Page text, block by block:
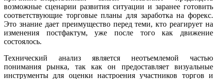
возможные сценарии развития ситуации и заранее готовить
соответствующие торговые планы для заработка на форекс.
Это знание дает преимущество перед теми, кто реагирует на
изменения постфактум, уже после того как движение
состоялось.
Технический анализ является неотъемлемой частью
понимания рынка, так как он предоставляет визуальные
инструменты для оценки настроения участников торгов и